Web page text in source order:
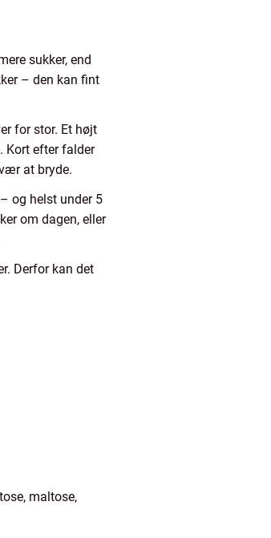
sukker, end
– den kan fint
for stor. Et højt
Kort efter falder
at bryde.
– og helst under 5
om dagen, eller
Derfor kan det
maltose,